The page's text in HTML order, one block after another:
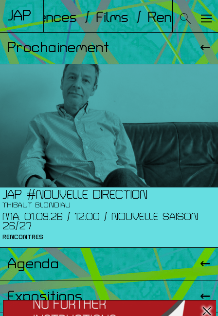
JAP / Films /
Prochainement
JAP #NOUVELLE DIRECTION
THIBAUT BLONDIAU
MA. 01.09.26 / 12:00 / NOUVELLE SAISON
26/27
RENCONTRES
Agenda
Expositions